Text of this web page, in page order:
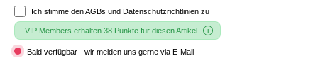
Ich stimme denAGBs und Datenschutzrichtlinien zu
VIP Members erhalten 38 Punkte für diesen Artikel
Bald verfügbar - wir melden uns gerne via E-Mail